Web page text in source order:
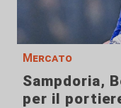
Mercato
Sampdoria,
per il